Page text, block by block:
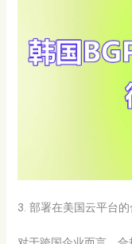
3. 部署在美国云平台